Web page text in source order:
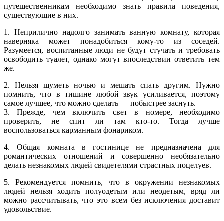
путешественникам необходимо знать правила поведения,
существующие в них.
1. Неприлично надолго занимать ванную комнату, которая
наверняка может понадобиться кому-то из соседей.
Разумеется, воспитанные люди не будут стучать и требовать
освободить туалет, однако могут впоследствии ответить тем
же.
2. Нельзя шуметь ночью и мешать спать другим. Нужно
помнить, что в тишине любой звук усиливается, поэтому
самое лучшее, что можно сделать — побыстрее заснуть.
3. Прежде, чем включить свет в номере, необходимо
проверить, не спит ли там кто-то. Тогда лучше
воспользоваться карманным фонариком.
4. Общая комната в гостинице не предназначена для
романтических отношений и совершенно необязательно
делать незнакомых людей свидетелями страстных поцелуев.
5. Рекомендуется помнить, что в окружении незнакомых
людей нельзя ходить полуодетым или неодетым, вряд ли
можно рассчитывать, что это всем без исключения доставит
удовольствие.